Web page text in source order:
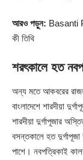
আরও পড়ুন: Basanti
কী তিথি
শরৎকালে হত
অন্য মতে আকবরের
বাংলাদেশে শারদীয়া
শারদীয়া দুর্গাপূজার
বসন্তকালে হত
পাশে। নবপত্রিকাই